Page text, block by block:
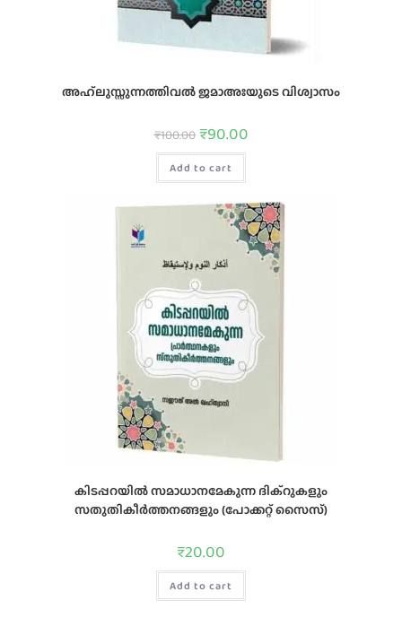
അഹ്‌ലുസ്സുന്നത്തിവല്‍ ജമാഅഃയുടെ വിശ്വാസം
₹100.00 ₹90.00
Add to cart
കിടപ്പറയില്‍ സമാധാനമേകുന്ന ദിക്‌റുകളും
സതുതികീര്‍ത്തനങ്ങളും (പോക്കറ്റ് സൈസ്)
₹20.00
Add to cart